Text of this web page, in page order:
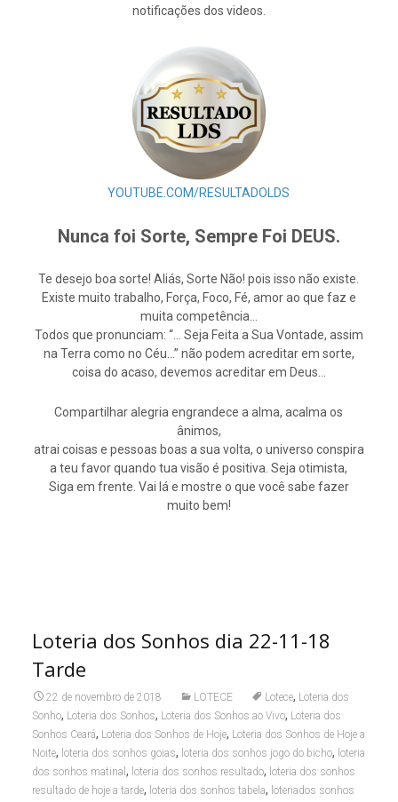
notificações dos videos.
YOUTUBE.COM/RESULTADOLDS
Nunca foi Sorte, Sempre Foi DEUS.
Te desejo boa sorte! Aliás, Sorte Não! pois isso não existe.
Existe muito trabalho, Força, Foco, Fé, amor ao que faz e
muita competência…
Todos que pronunciam: “… Seja Feita a Sua Vontade, assim
na Terra como no Céu…” não podem acreditar em sorte,
coisa do acaso, devemos acreditar em Deus…
Compartilhar alegria engrandece a alma, acalma os
ânimos,
atrai coisas e pessoas boas a sua volta, o universo conspira
a teu favor quando tua visão é positiva. Seja otimista,
Siga em frente. Vai lá e mostre o que você sabe fazer
muito bem!
Loteria dos Sonhos dia 22-11-18
Tarde
22 de novembro de 2018 LOTECE Lotece, Loteria dos
Sonho, Loteria dos Sonhos, Loteria dos Sonhos ao Vivo, Loteria dos
Sonhos Ceará, Loteria dos Sonhos de Hoje, Loteria dos Sonhos de Hoje a
Noite, loteria dos sonhos goias, loteria dos sonhos jogo do bicho, loteria
dos sonhos matinal , loteria dos sonhos resultado, loteria dos sonhos
resultado de hoje a tarde, loteria dos sonhos tabela, loteriados sonhos